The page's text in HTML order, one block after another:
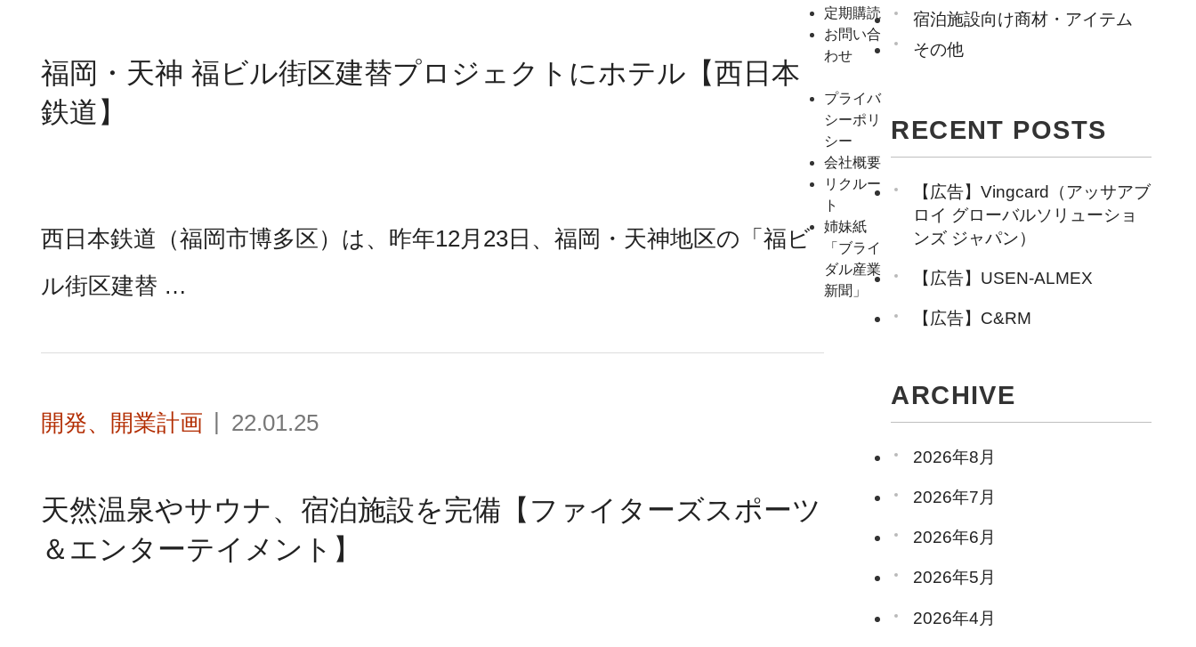
福岡・天神 福ビル街区建替プロジェクトにホテル【西日本
鉄道】
西日本鉄道（福岡市博多区）は、昨年12月23日、福岡・天神地区の「福ビ
ル街区建替 …
開発、開業計画 22.01.25
天然温泉やサウナ、宿泊施設を完備【ファイターズスポーツ
＆エンターテイメント】
宿泊施設向け商材・アイテム
その他
RECENT POSTS
【広告】Vingcard（アッサアブ
ロイ グローバルソリューショ
ンズ ジャパン）
【広告】USEN-ALMEX
【広告】C&RM
ARCHIVE
2026年8月
2026年7月
2026年6月
2026年5月
2026年4月
定期購読
お問い合
わせ
プライバ
シーポリ
シー
会社概要
リクルー
ト
姉妹紙
「ブライ
ダル産業
新聞」